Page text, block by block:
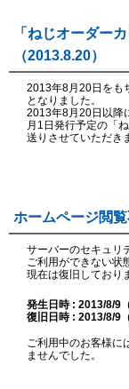
「ねじオーダー
（2013.8.20）
2013年8月20日をも
となりました。
2013年8月20日以降
月1日発行予定の「
送りさせていただき
ホームページ閲覧
サーバーのセキュリ
ご利用ができない状
現在は復旧しており
発生日時 : 2013/8/9
復旧日時 : 2013/8/9
ご利用中のお客様に
ませんでした。